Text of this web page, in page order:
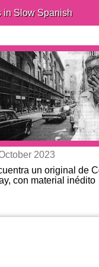
in Slow Spanish
2023
un original de
con material inédito